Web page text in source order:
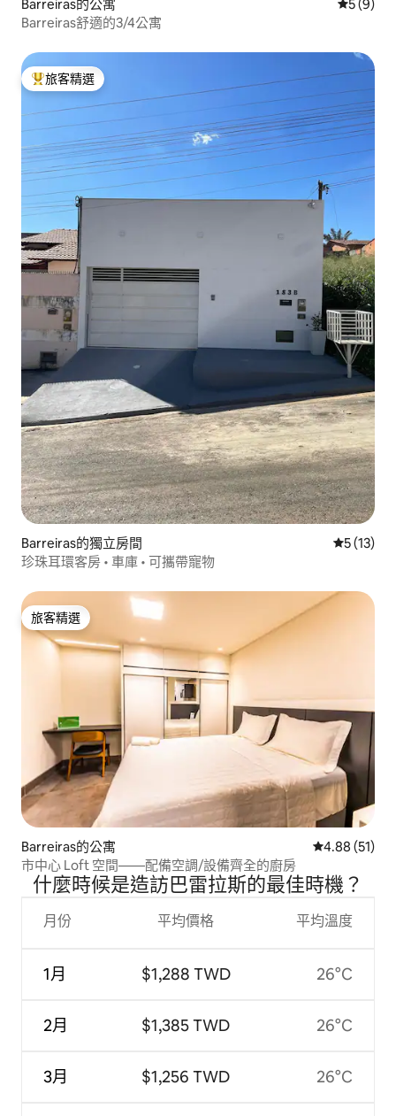
Barreiras的公寓 從 9 則評
5 (9)
Barreiras舒適的3/4公寓
旅客精選榜首
旅客精選
Barreiras的獨立房間 從 13 則
5 (13)
珍珠耳環客房 • 車庫 • 可攜帶寵物
旅客精選
旅客精選
Barreiras的公寓 從 51 則評價
4.88 (51)
市中心 Loft 空間——配備空調/設備齊全的廚房
什麼時候是造訪巴雷拉斯的最佳時機？
月份
1月
2月
3月
平均價格
$1,288 TWD
$1,385 TWD
$1,256 TWD
平均溫度
26°C
26°C
26°C